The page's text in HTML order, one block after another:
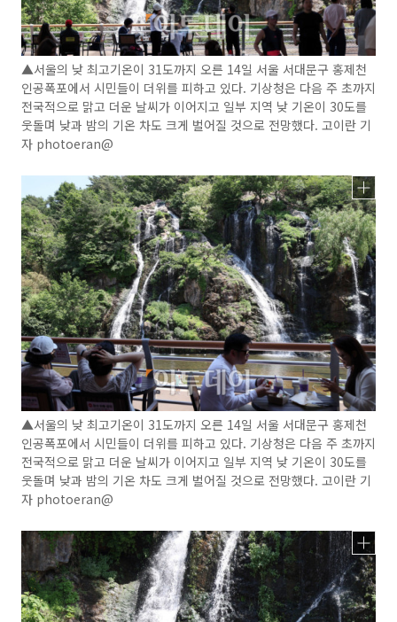
▲서울의 낮 최고기온이 31도까지 오른 14일 서울 서대문구 홍제천
인공폭포에서 시민들이 더위를 피하고 있다. 기상청은 다음 주 초까지
전국적으로 맑고 더운 날씨가 이어지고 일부 지역 낮 기온이 30도를
웃돌며 낮과 밤의 기온 차도 크게 벌어질 것으로 전망했다. 고이란 기
자 photoeran@
▲서울의 낮 최고기온이 31도까지 오른 14일 서울 서대문구 홍제천
인공폭포에서 시민들이 더위를 피하고 있다. 기상청은 다음 주 초까지
전국적으로 맑고 더운 날씨가 이어지고 일부 지역 낮 기온이 30도를
웃돌며 낮과 밤의 기온 차도 크게 벌어질 것으로 전망했다. 고이란 기
자 photoeran@